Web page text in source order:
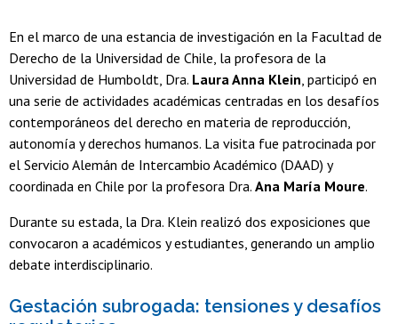
En el marco de una estancia de investigación en la Facultad de
Derecho de la Universidad de Chile, la profesora de la
Universidad de Humboldt, Dra. Laura Anna Klein , participó en
una serie de actividades académicas centradas en los desafíos
contemporáneos del derecho en materia de reproducción,
autonomía y derechos humanos. La visita fue patrocinada por
el Servicio Alemán de Intercambio Académico (DAAD) y
coordinada en Chile por la profesora Dra. Ana María Moure.
Durante su estada, la Dra. Klein realizó dos exposiciones que
convocaron a académicos y estudiantes, generando un amplio
debate interdisciplinario.
Gestación subrogada: tensiones y desafíos